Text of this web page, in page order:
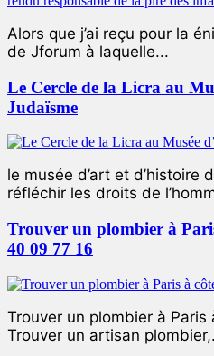
Alors que j’ai reçu pour la
de Jforum à laquelle...
Le Cercle de la Licra au
Judaïsme
le musée d’art et d’histoire
réfléchir les droits de
Trouver un plombier à
40 09 77 16
Trouver un plombier à
Trouver un artisan